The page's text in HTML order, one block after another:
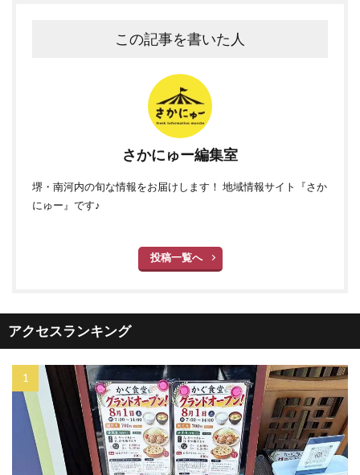
この記事を書いた人
さかにゅー編集室
堺・南河内の旬な情報をお届けします！ 地域情報サイト『さか
にゅー』です♪
投稿一覧へ
アクセスランキング